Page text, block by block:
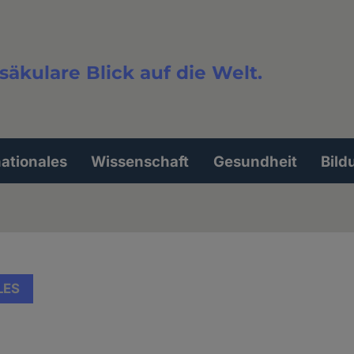
Blick auf die Welt.
Wissenschaft Gesundheit